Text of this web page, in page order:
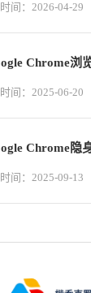
时间：2026-04-29
时间：2025-06-20
时间：2025-09-13